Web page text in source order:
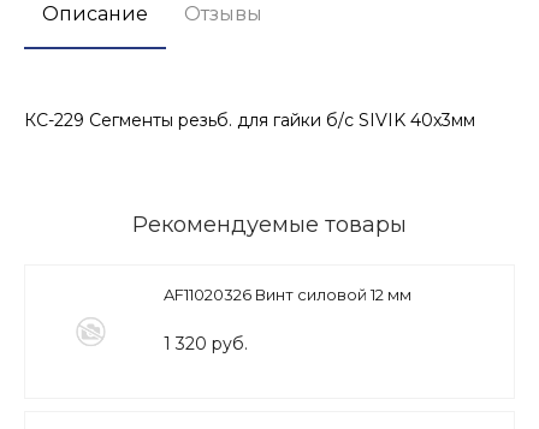
Описание Отзывы
КС-229 Сегменты резьб. для гайки б/с SIVIK 40х3мм
Рекомендуемые товары
AF11020326 Винт силовой 12 мм
1 320 руб.